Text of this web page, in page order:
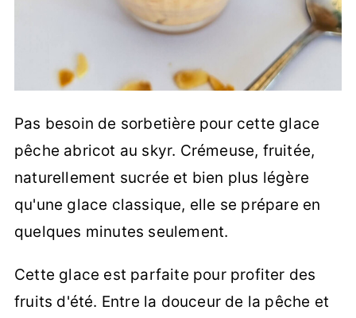
Pas besoin de sorbetière pour cette glace
pêche abricot au skyr. Crémeuse, fruitée,
naturellement sucrée et bien plus légère
qu'une glace classique, elle se prépare en
quelques minutes seulement.
Cette glace est parfaite pour profiter des
fruits d'été. Entre la douceur de la pêche et